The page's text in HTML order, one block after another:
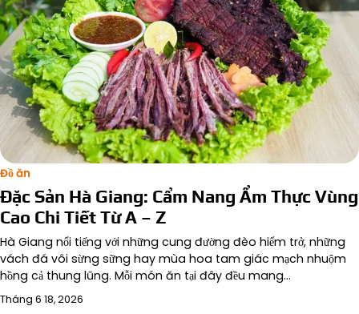
Đồ ăn
Đặc Sản Hà Giang: Cẩm Nang Ẩm Thực Vùng
Cao Chi Tiết Từ A – Z
Hà Giang nổi tiếng với những cung đường đèo hiểm trở, những
vách đá vôi sừng sững hay mùa hoa tam giác mạch nhuộm
hồng cả thung lũng. Mỗi món ăn tại đây đều mang…
Tháng 6 18, 2026